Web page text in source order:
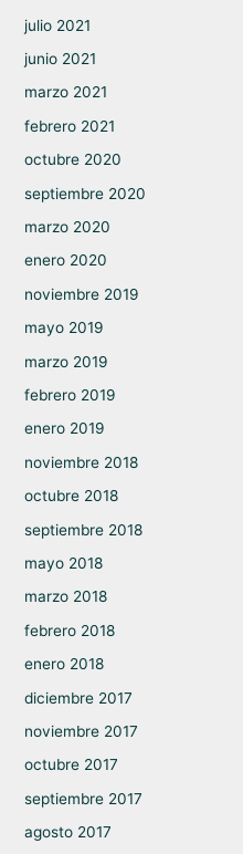
julio 2021
junio 2021
marzo 2021
febrero 2021
octubre 2020
septiembre 2020
marzo 2020
enero 2020
noviembre 2019
mayo 2019
marzo 2019
febrero 2019
enero 2019
noviembre 2018
octubre 2018
septiembre 2018
mayo 2018
marzo 2018
febrero 2018
enero 2018
diciembre 2017
noviembre 2017
octubre 2017
septiembre 2017
agosto 2017